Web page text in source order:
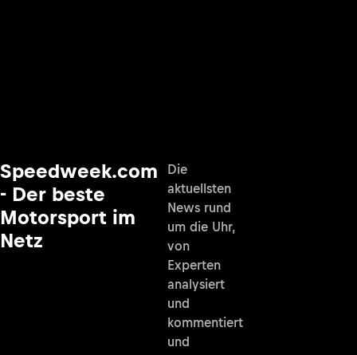
Speedweek.com
- Der beste
Motorsport im
Netz
Die
aktuellsten
News rund
um die Uhr,
von
Experten
analysiert
und
kommentiert
und